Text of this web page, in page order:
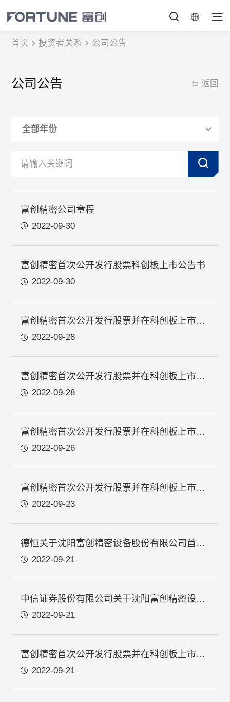
首页 投资者关系 公司公告
公司公告 返回
富创精密公司章程
2022-09-30
富创精密首次公开发行股票科创板上市公告书
2022-09-30
富创精密首次公开发行股票并在科创板上市招股说明书
2022-09-28
富创精密首次公开发行股票并在科创板上市发行结果公告
2022-09-28
富创精密首次公开发行股票并在科创板上市网下初步配售结果及网上中签结果公告
2022-09-26
富创精密首次公开发行股票并在科创板上市网上发行申购情况及中签率公告
2022-09-23
德恒关于沈阳富创精密设备股份有限公司首次公开发行股票并在科创板上市战略投资者核查事项的法律意见
2022-09-21
中信证券股份有限公司关于沈阳富创精密设备股份有限公司首次公开发行股票战略投资者之专项核查报告
2022-09-21
富创精密首次公开发行股票并在科创板上市发行公告
2022-09-21